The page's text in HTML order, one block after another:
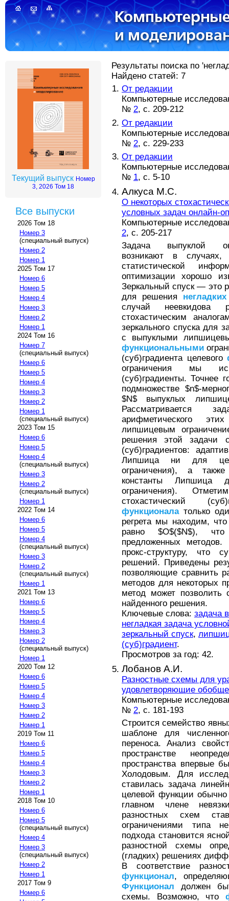
Текущий выпуск Номер
3, 2026 Том 18
Все выпуски
2026 Том 18
Номер 3
(специальный выпуск)
Номер 2
Номер 1
2025 Том 17
Номер 6
Номер 5
Номер 4
Номер 3
Номер 2
Номер 1
2024 Том 16
Номер 7
(специальный выпуск)
Номер 6
Номер 5
Номер 4
Номер 3
Номер 2
Номер 1
(специальный выпуск)
2023 Том 15
Номер 6
Номер 5
Номер 4
(специальный выпуск)
Номер 3
Номер 2
(специальный выпуск)
Номер 1
2022 Том 14
Номер 6
Номер 5
Номер 4
(специальный выпуск)
Номер 3
Номер 2
(специальный выпуск)
Номер 1
2021 Том 13
Номер 6
Номер 5
Номер 4
Номер 3
Номер 2
(специальный выпуск)
Номер 1
2020 Том 12
Номер 6
Номер 5
Номер 4
Номер 3
Номер 2
Номер 1
2019 Том 11
Номер 6
Номер 5
Номер 4
Номер 3
Номер 2
Номер 1
2018 Том 10
Номер 6
Номер 5
(специальный выпуск)
Номер 4
Номер 3
(специальный выпуск)
Номер 2
Номер 1
2017 Том 9
Номер 6
Результаты поиска по
Найдено статей: 7
От редакции
Компьютерные
№ 2, с. 209-212
От редакции
Компьютерные
№ 2, с. 229-233
От редакции
Компьютерные
№ 1, с. 5-10
Алкуса М.С.
О некоторых
условных задач онлайн-
Компьютерные
2, с. 205-217
Задача выпуклой
возникают в случаях,
статистической
оптимизации хорошо
Зеркальный спуск — это
для решения негладких
случай неевкидова
стохастическим
зеркального спуска для
с выпуклыми
функциональными
(суб)градиента целевого
ограничения мы
(суб)градиенты. Точнее
подмножестве $n$-
$N$ выпуклых
Рассматривается
арифметического
липшицевым
решения этой задачи с
(суб)градиентов:
Липшица ни для
ограничения), а
константы Липшица
ограничения).
стохастический
функционалатолько
регрета мы находим,
равно $O$($N$), что
предложенных
прокс-структуру, что
решений. Приведены
позволяющие сравнить
методов для некоторых
метод может позволить
найденного решения.
Ключевые слова: задача
негладкая задача
зеркальный спуск,
(суб)градиент.
Просмотров за год: 42.
Лобанов А.И.
Разностные схемы для
удовлетворяющие
Компьютерные
№ 2, с. 181-193
Cтроится семейство
шаблоне для
переноса. Анализ
пространстве
пространства впервые
Холодовым. Для
ставилась задача
целевой функции
главном члене
разностных схем
ограничениями типа
подхода становится
разностной схемы
(гладких) решениях
В соответствие
функционал,
Функционал должен
схемы. Возможно, что